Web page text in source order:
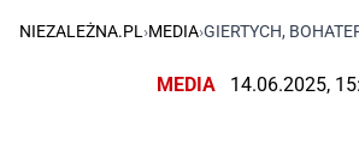
NIEZALEŻNA.PL ›MEDIA›GIERTYCH,
MEDIA 14.06.2025,